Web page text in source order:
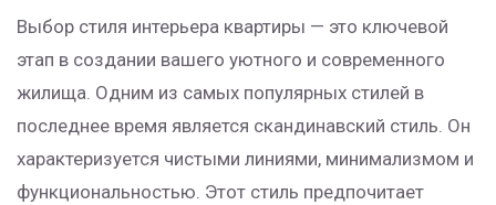
Выбор стиля интерьера квартиры — это ключевой
этап в создании вашего уютного и современного
жилища. Одним из самых популярных стилей в
последнее время является скандинавский стиль. Он
характеризуется чистыми линиями, минимализмом и
функциональностью. Этот стиль предпочитает